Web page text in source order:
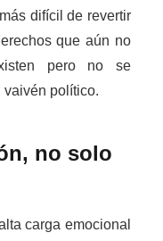
difícil de revertir
que aún no
pero no se
vaivén político.
no solo
carga emocional